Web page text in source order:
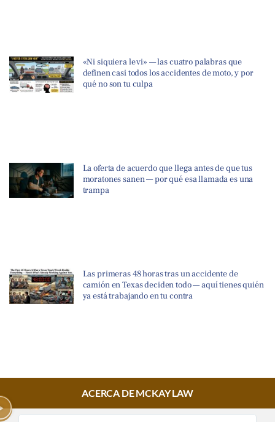
«Ni siquiera le vi» — las cuatro palabras que
definen casi todos los accidentes de moto, y por
qué no son tu culpa
La oferta de acuerdo que llega antes de que tus
moratones sanen — por qué esa llamada es una
trampa
Las primeras 48 horas tras un accidente de
camión en Texas deciden todo — aquí tienes quién
ya está trabajando en tu contra
ACERCA DE MCKAY LAW